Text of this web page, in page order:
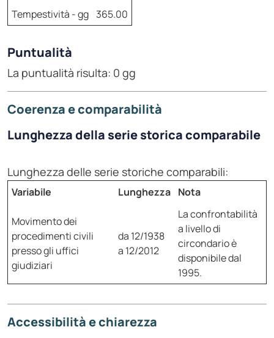
Tempestività - gg 365.00
Puntualità
La puntualità risulta: 0 gg
Coerenza e comparabilità
Lunghezza della serie storica comparabile
Lunghezza delle serie storiche comparabili:
Variabile Lunghezza Nota
Movimento dei
procedimenti civili
presso gli uffici
giudiziari
da 12/1938
a 12/2012
La confrontabilità
a livello di
circondario è
disponibile dal
1995.
Accessibilità e chiarezza